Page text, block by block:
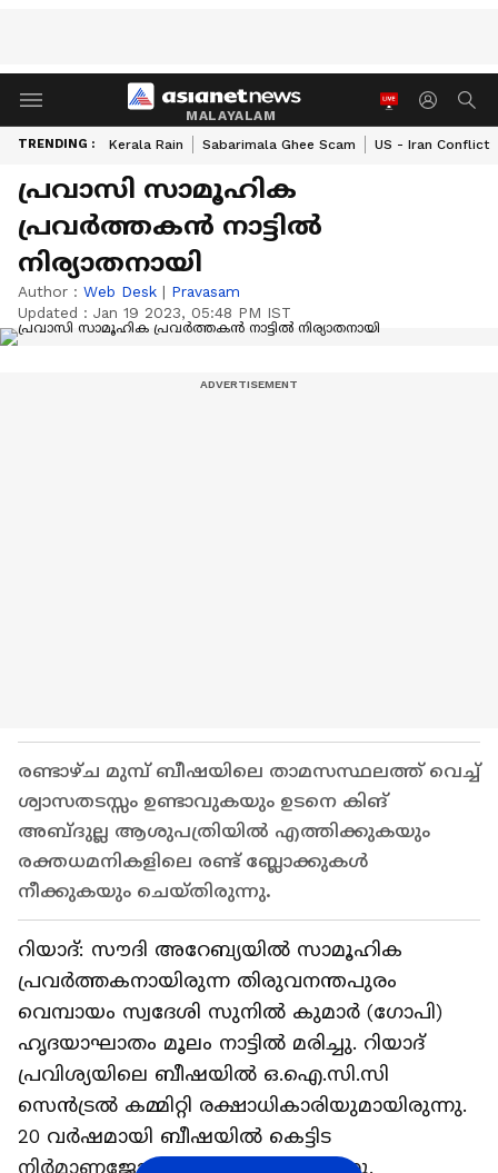
MALAYALAM
TRENDING : Kerala Rain Sabarimala Ghee Scam US - Iran Conflict
പ്രവാസി സാമൂഹിക
പ്രവർത്തകൻ നാട്ടിൽ
നിര്യാതനായി
Author : Web Desk | Pravasam
Updated : Jan 19 2023, 05:48 PM IST
രണ്ടാഴ്ച മുമ്പ് ബീഷയിലെ താമസസ്ഥലത്ത് വെച്ച്
ശ്വാസതടസ്സം ഉണ്ടാവുകയും ഉടനെ കിങ്
അബ്ദുല്ല ആശുപത്രിയിൽ എത്തിക്കുകയും
രക്തധമനികളിലെ രണ്ട് ബ്ലോക്കുകൾ
നീക്കുകയും ചെയ്തിരുന്നു.
റിയാദ്: സൗദി അറേബ്യയിൽ സാമൂഹിക
പ്രവർത്തകനായിരുന്ന തിരുവനന്തപുരം
വെമ്പായം സ്വദേശി സുനിൽ കുമാർ (ഗോപി)
ഹൃദയാഘാതം മൂലം നാട്ടിൽ മരിച്ചു. റിയാദ്
പ്രവിശ്യയിലെ ബീഷയിൽ ഒ.ഐ.സി.സി
സെൻട്രൽ കമ്മിറ്റി രക്ഷാധികാരിയുമായിരുന്നു.
20 വർഷമായി ബീഷയിൽ കെട്ടിട
നിർമാണജോലി ചെയ്യുകയായിരുന്നു.